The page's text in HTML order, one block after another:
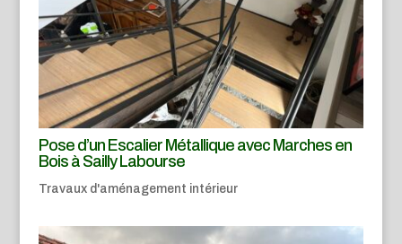
Pose d’un Escalier Métallique avec Marches en
Bois à Sailly Labourse
Travaux d'aménagement intérieur